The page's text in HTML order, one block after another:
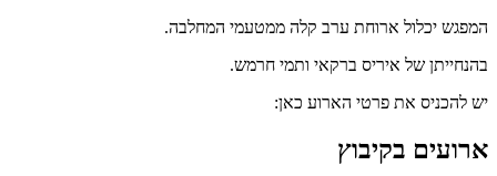
המפגש יכלול ארוחת ערב קלה ממטעמי המחלבה.
בהנחייתן של איריס ברקאי ותמי חרמש.
יש להכניס את פרטי הארוע כאן:
ארועים בקיבוץ